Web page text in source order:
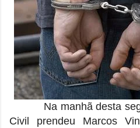
Na manhã desta
Civil prendeu Marcos